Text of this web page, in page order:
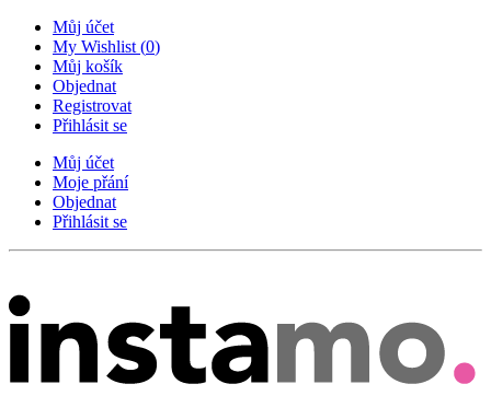
Můj účet
My Wishlist (0)
Můj košík
Objednat
Registrovat
Přihlásit se
Můj účet
Moje přání
Objednat
Přihlásit se